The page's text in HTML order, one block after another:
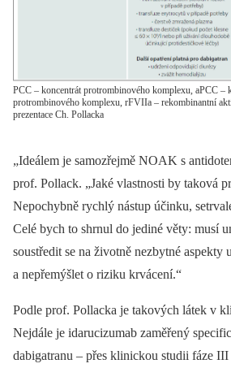
PCC – koncentrát protrombinového komplexu, aPCC –
protrombinového komplexu, rFVIIa – rekombinantní
prezentace Ch. Pollacka
„Ideálem je samozřejmě NOAK s
prof. Pollack. „Jaké vlastnosti by taková
Nepochybně rychlý nástup účinku,
Celé bych to shrnul do jediné věty: musí
soustředit se na životně nezbytné aspekty
a nepřemýšlet o riziku krvácení.“
Podle prof. Pollacka je takových látek v
Nejdále je idarucizumab zaměřený
dabigatranu –⁠ přes klinickou studii fáze